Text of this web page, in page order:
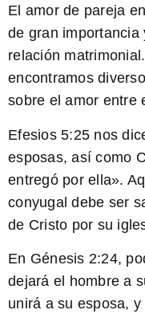
El amor de pareja
de gran
relación
encontramos
sobre el amor entre
Efesios 5:25 nos
esposas, así como
entregó por ella».
conyugal debe ser
de Cristo por su
En Génesis 2:24,
dejará el hombre a
unirá a su esposa,